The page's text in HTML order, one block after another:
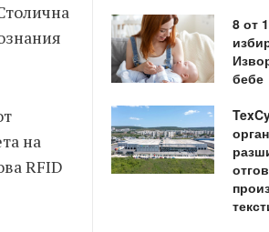
на
RFID
8 от
бебе